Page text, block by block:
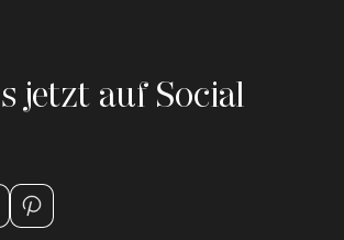
jetzt auf Social